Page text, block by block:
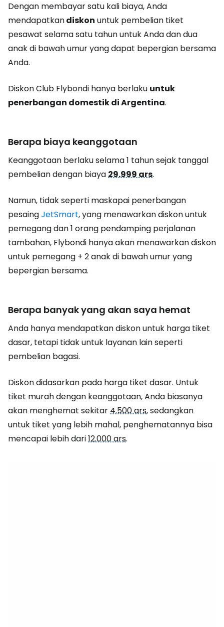
Dengan membayar satu kali biaya, Anda
mendapatkandiskon untuk pembelian tiket
pesawat selama satu tahun untuk Anda dan dua
anak di bawah umur yang dapat bepergian bersama
Anda.
Diskon Club Flybondi hanya berlaku untuk
penerbangan domestik di Argentina.
Berapa biaya keanggotaan
Keanggotaan berlaku selama 1 tahun sejak tanggal
pembelian dengan biaya29.999 ars.
Namun, tidak seperti maskapai penerbangan
pesaingJetSmart, yang menawarkan diskon untuk
pemegang dan 1 orang pendamping perjalanan
tambahan, Flybondi hanya akan menawarkan diskon
untuk pemegang + 2 anak di bawah umur yang
bepergian bersama.
Berapa banyak yang akan saya hemat
Anda hanya mendapatkan diskon untuk harga tiket
dasar, tetapi tidak untuk layanan lain seperti
pembelian bagasi.
Diskon didasarkan pada harga tiket dasar. Untuk
tiket murah dengan keanggotaan, Anda biasanya
akan menghemat sekitar4.500 ars, sedangkan
untuk tiket yang lebih mahal, penghematannya bisa
mencapai lebih dari12.000 ars.